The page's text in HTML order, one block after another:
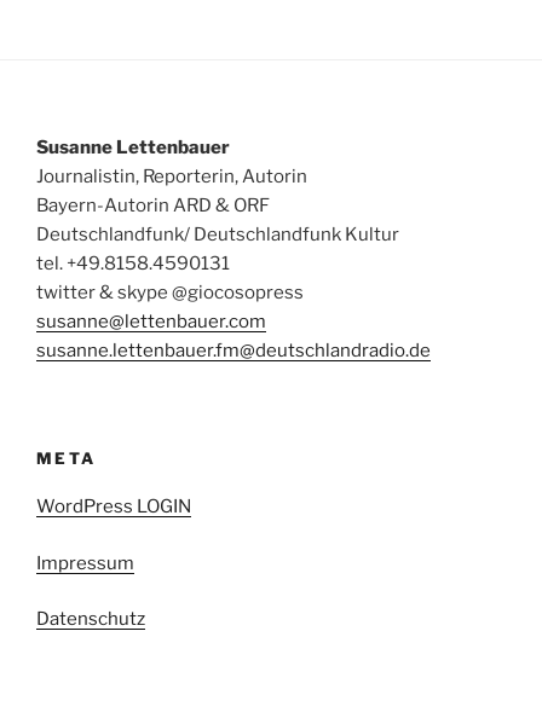
Susanne Lettenbauer
Journalistin, Reporterin, Autorin
Bayern-Autorin ARD & ORF
Deutschlandfunk/ Deutschlandfunk Kultur
tel. +49.8158.4590131
twitter & skype @giocosopress
susanne@lettenbauer.com
susanne.lettenbauer.fm@deutschlandradio.de
META
WordPress LOGIN
Impressum
Datenschutz